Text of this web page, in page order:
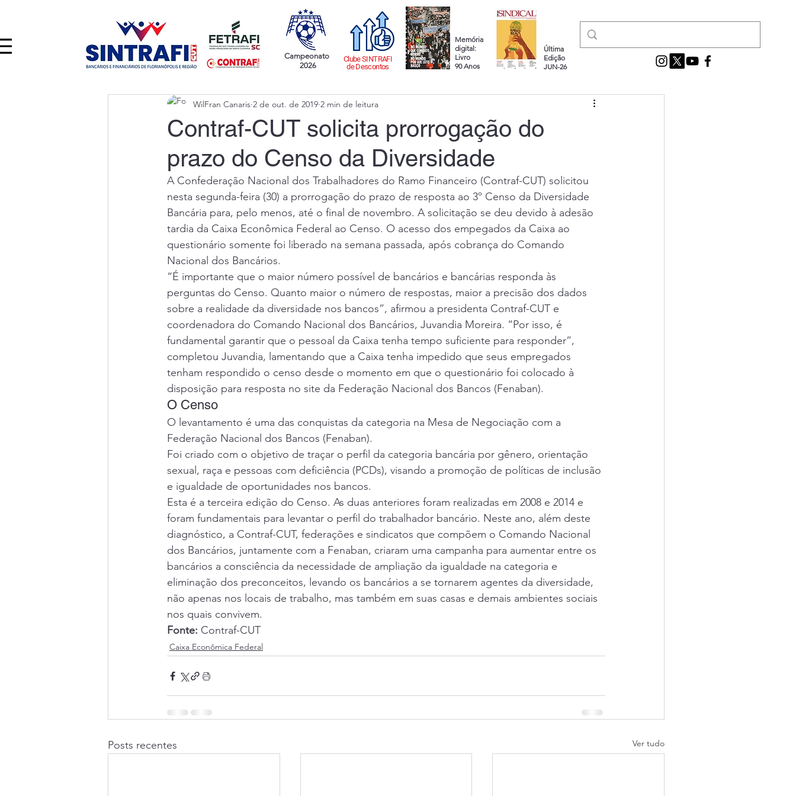
Campeonato
2026
Clube SINTRAFI
de Descontos
Memória
digital:
Livro
90 Anos
Última
Edição
JUN-26
Contraf-CUT solicita prorrogação do
prazo do Censo da Diversidade
WilFran Canaris 2 de out. de 2019 2 min de leitura
A Confederação Nacional dos Trabalhadores do Ramo Financeiro (Contraf-CUT) solicitou
nesta segunda-feira (30) a prorrogação do prazo de resposta ao 3º Censo da Diversidade
Bancária para, pelo menos, até o final de novembro. A solicitação se deu devido à adesão
tardia da Caixa Econômica Federal ao Censo. O acesso dos empegados da Caixa ao
questionário somente foi liberado na semana passada, após cobrança do Comando
Nacional dos Bancários.
“É importante que o maior número possível de bancários e bancárias responda às
perguntas do Censo. Quanto maior o número de respostas, maior a precisão dos dados
sobre a realidade da diversidade nos bancos”, afirmou a presidenta Contraf-CUT e
coordenadora do Comando Nacional dos Bancários, Juvandia Moreira. “Por isso, é
fundamental garantir que o pessoal da Caixa tenha tempo suficiente para responder”,
completou Juvandia, lamentando que a Caixa tenha impedido que seus empregados
tenham respondido o censo desde o momento em que o questionário foi colocado à
disposição para resposta no site da Federação Nacional dos Bancos (Fenaban).
O Censo
O levantamento é uma das conquistas da categoria na Mesa de Negociação com a
Federação Nacional dos Bancos (Fenaban).
Foi criado com o objetivo de traçar o perfil da categoria bancária por gênero, orientação
sexual, raça e pessoas com deficiência (PCDs), visando a promoção de políticas de inclusão
e igualdade de oportunidades nos bancos.
Esta é a terceira edição do Censo. As duas anteriores foram realizadas em 2008 e 2014 e
foram fundamentais para levantar o perfil do trabalhador bancário. Neste ano, além deste
diagnóstico, a Contraf-CUT, federações e sindicatos que compõem o Comando Nacional
dos Bancários, juntamente com a Fenaban, criaram uma campanha para aumentar entre os
bancários a consciência da necessidade de ampliação da igualdade na categoria e
eliminação dos preconceitos, levando os bancários a se tornarem agentes da diversidade,
não apenas nos locais de trabalho, mas também em suas casas e demais ambientes sociais
nos quais convivem.
Fonte: Contraf-CUT
Caixa Econômica Federal
Posts recentes Ver tudo